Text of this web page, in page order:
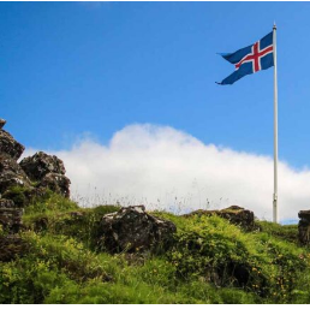
Anmäl till språkpolisen
Föreslå nyord
Annonsera
Prenumerera
Läs Språktidningen digitalt
Press